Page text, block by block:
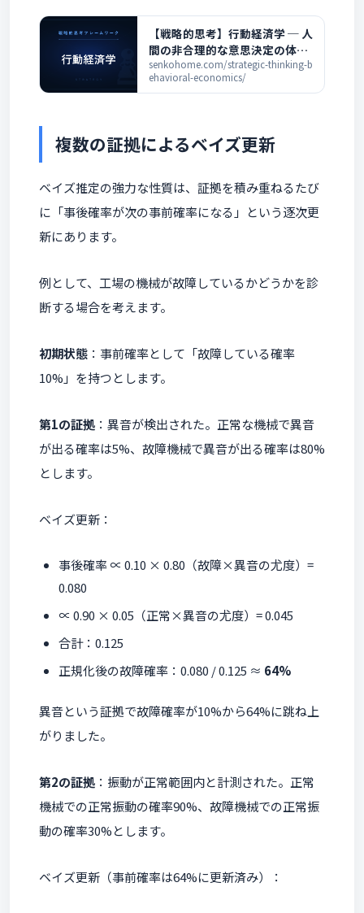
【戦略的思考】行動経済学 ─ 人
間の非合理的な意思決定の体系
的な理解
senkohome.com/strategic-thinking-b
ehavioral-economics/
複数の証拠によるベイズ更新
ベイズ推定の強力な性質は、証拠を積み重ねるたび
に「事後確率が次の事前確率になる」という逐次更
新にあります。
例として、工場の機械が故障しているかどうかを診
断する場合を考えます。
初期状態 ：事前確率として「故障している確率
10%」を持つとします。
第1の証拠 ：異音が検出された。正常な機械で異音
が出る確率は5%、故障機械で異音が出る確率は80%
とします。
ベイズ更新：
事後確率 ∝ 0.10 × 0.80（故障×異音の尤度）=
0.080
∝ 0.90 × 0.05（正常×異音の尤度）= 0.045
合計：0.125
正規化後の故障確率：0.080 / 0.125 ≈ 64%
異音という証拠で故障確率が10%から64%に跳ね上
がりました。
第2の証拠 ：振動が正常範囲内と計測された。正常
機械での正常振動の確率90%、故障機械での正常振
動の確率30%とします。
ベイズ更新（事前確率は64%に更新済み）：